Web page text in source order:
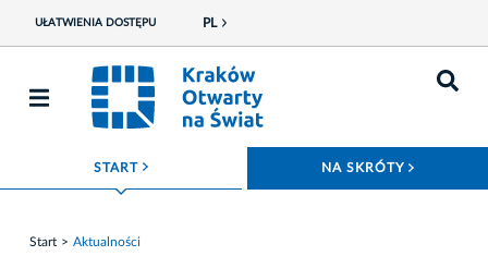
UŁATWIENIA DOSTĘPU PL
START ROZWIŃ MENU NA SKRÓTY
Start Aktualności